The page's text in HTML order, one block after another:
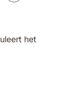
het